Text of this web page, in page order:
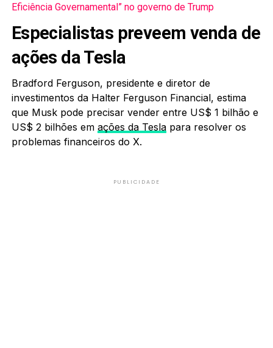
Eficiência Governamental” no governo de Trump
Especialistas preveem venda de
ações da Tesla
Bradford Ferguson, presidente e diretor de
investimentos da Halter Ferguson Financial, estima
que Musk pode precisar vender entre US$ 1 bilhão e
US$ 2 bilhões em ações da Teslapara resolver os
problemas financeiros do X.
PUBLICIDADE